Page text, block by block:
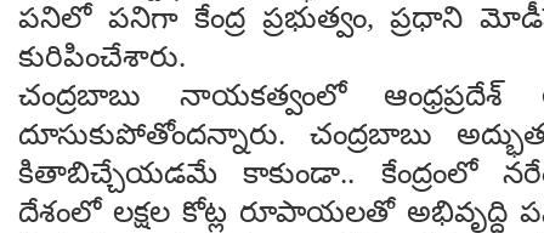
పనిలో పనిగా కేంద్ర ప్రభుత్వం, ప్రధాని
కురిపించేశారు.
చంద్రబాబు నాయకత్వంలో ఆంధ్రప్రదేశ్
దూసుకుపోతోందన్నారు. చంద్రబాబు
కితాబిచ్చేయడమే కాకుండా.. కేంద్రంలో
దేశంలో లక్షల కోట్ల రూపాయలతో అభివృద్ధి